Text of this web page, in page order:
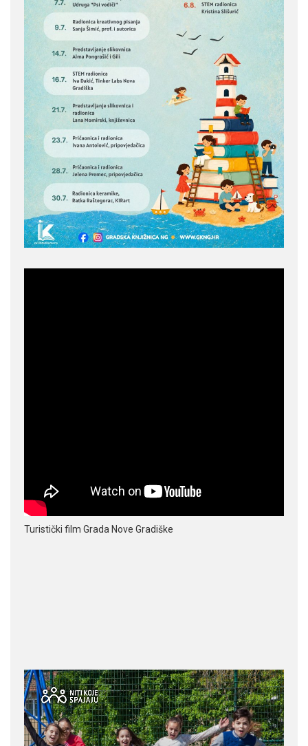
Turistički film Grada Nove Gradiške